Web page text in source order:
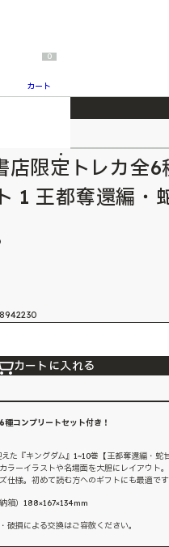
2026/7/23
0
カート
店限定トレカ全
1 王都奪還編・
カートに入れる
コンプリートセット付き！
た『キングダム』1~10巻【王都奪還編・
ラーイラストや名場面を大胆にレイアウト。
仕様。初めて読む方へのギフトにも最適で
箱）188×167×134mm
損による交換はご容赦ください。